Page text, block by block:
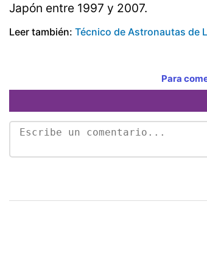
Japón entre 1997 y 2007.
Leer también: Técnico de Astronautas de
Para